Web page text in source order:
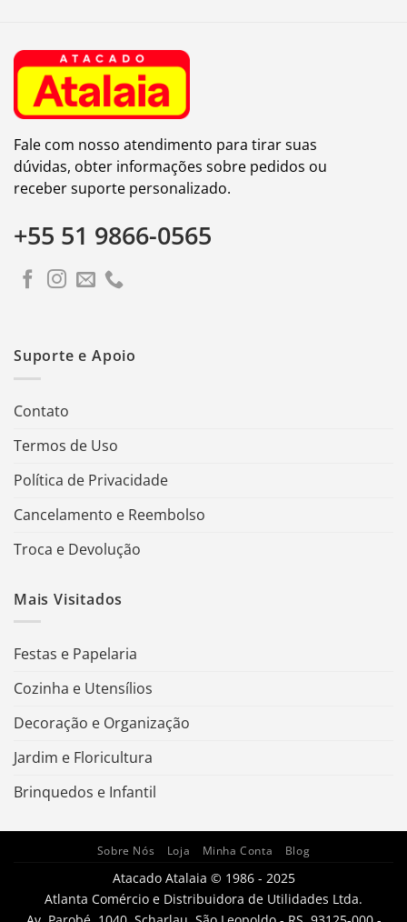
Fale com nosso atendimento para tirar suas
dúvidas, obter informações sobre pedidos ou
receber suporte personalizado.
+55 51 9866-0565
Suporte e Apoio
Contato
Termos de Uso
Política de Privacidade
Cancelamento e Reembolso
Troca e Devolução
Mais Visitados
Festas e Papelaria
Cozinha e Utensílios
Decoração e Organização
Jardim e Floricultura
Brinquedos e Infantil
Sobre Nós Loja Minha Conta Blog
Atacado Atalaia © 1986 - 2025
Atlanta Comércio e Distribuidora de Utilidades Ltda.